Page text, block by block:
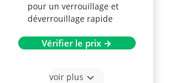
pour un verrouillage et
déverrouillage rapide
Vérifier le prix →
voir plus